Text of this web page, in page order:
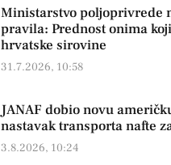
Ministarstvo poljoprivrede
pravila: Prednost onima
hrvatske sirovine
31.7.2026, 10:58
JANAF dobio novu
nastavak transporta nafte
3.8.2026, 10:24